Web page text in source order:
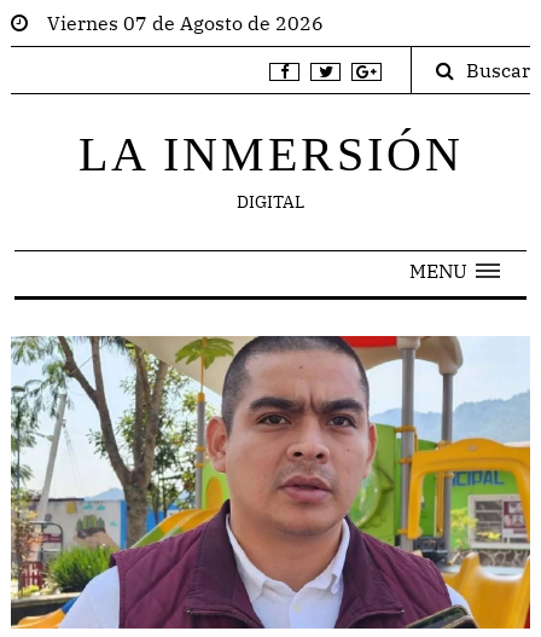
Viernes 07 de Agosto de 2026
Buscar
LA INMERSIÓN
DIGITAL
MENU